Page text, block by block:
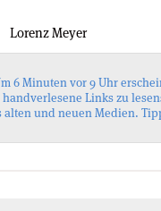
Lorenz Meyer
6 Minuten vor 9 Uhr
Links zu
alten und neuen Medien.